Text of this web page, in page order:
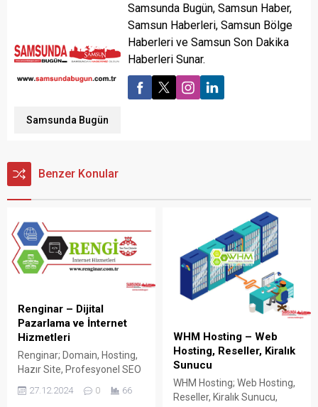
Samsunda Bugün
Samsunda Bugün, Samsun Haber,
Samsun Haberleri, Samsun Bölge
Haberleri ve Samsun Son Dakika
Haberleri Sunar.
Benzer Konular
Renginar – Dijital
Pazarlama ve İnternet
Hizmetleri
Renginar; Domain, Hosting,
Hazır Site, Profesyonel SEO
Hizmeti, Web Tasarımı,
Çevrimiçi Dijital Pazarlama
27.12.2024 0 66
WHM Hosting – Web
Hosting, Reseller, Kiralık
Sunucu
WHM Hosting; Web Hosting,
Reseller, Kiralık Sunucu,